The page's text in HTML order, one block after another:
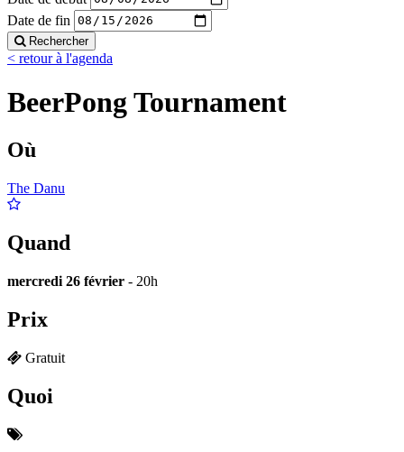
Date de fin
Rechercher
< retour à l'agenda
BeerPong Tournament
Où
The Danu
Quand
mercredi 26 février - 20h
Prix
Gratuit
Quoi